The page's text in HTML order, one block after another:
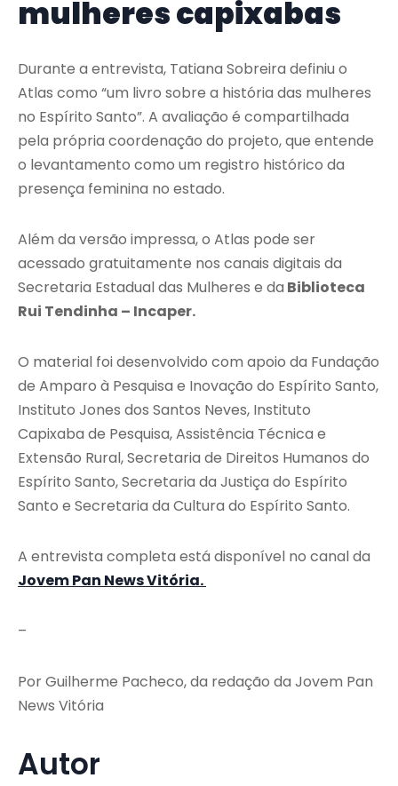
mulheres capixabas
Durante a entrevista, Tatiana Sobreira definiu o
Atlas como “um livro sobre a história das mulheres
no Espírito Santo”. A avaliação é compartilhada
pela própria coordenação do projeto, que entende
o levantamento como um registro histórico da
presença feminina no estado.
Além da versão impressa, o Atlas pode ser
acessado gratuitamente nos canais digitais da
Secretaria Estadual das Mulheres e da Biblioteca
Rui Tendinha – Incaper.
O material foi desenvolvido com apoio da Fundação
de Amparo à Pesquisa e Inovação do Espírito Santo,
Instituto Jones dos Santos Neves, Instituto
Capixaba de Pesquisa, Assistência Técnica e
Extensão Rural,Secretaria de Direitos Humanos do
Espírito Santo,Secretaria da Justiça do Espírito
Santo e Secretaria da Cultura do Espírito Santo.
A entrevista completa está disponível no canal da
Jovem Pan News Vitória.
–
Por Guilherme Pacheco, da redação da Jovem Pan
News Vitória
Autor